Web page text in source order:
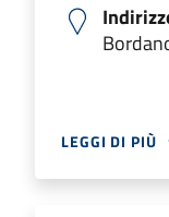
LEGGI DI PIÙ